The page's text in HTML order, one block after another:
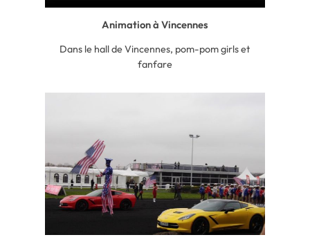
Animation à Vincennes
Dans le hall de Vincennes, pom-pom girls et
fanfare